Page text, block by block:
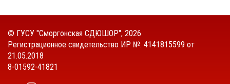
© ГУСУ "Сморгонская СДЮШОР", 2026
Регистрационное свидетельство ИР №: 4141815599 от
21.05.2018
8-01592-41821